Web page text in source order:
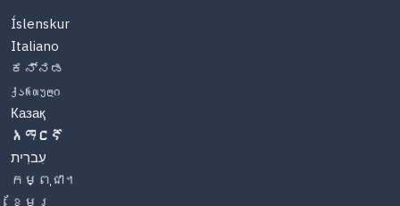
Íslenskur
Italiano
ಕನ್ನಡ
ქართული
Казақ
አማርኛ
עִברִית
កម្ពុជា។